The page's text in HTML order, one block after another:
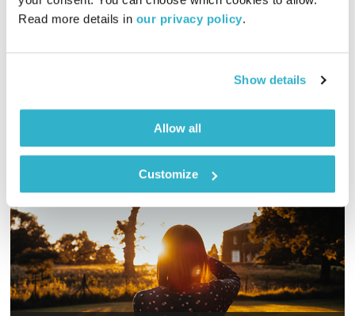
Read more details in our privacy policy.
Show details
Allow all
Customize
מסע מוזיקלי יומי עם אורי בנקהלטר
אודיו